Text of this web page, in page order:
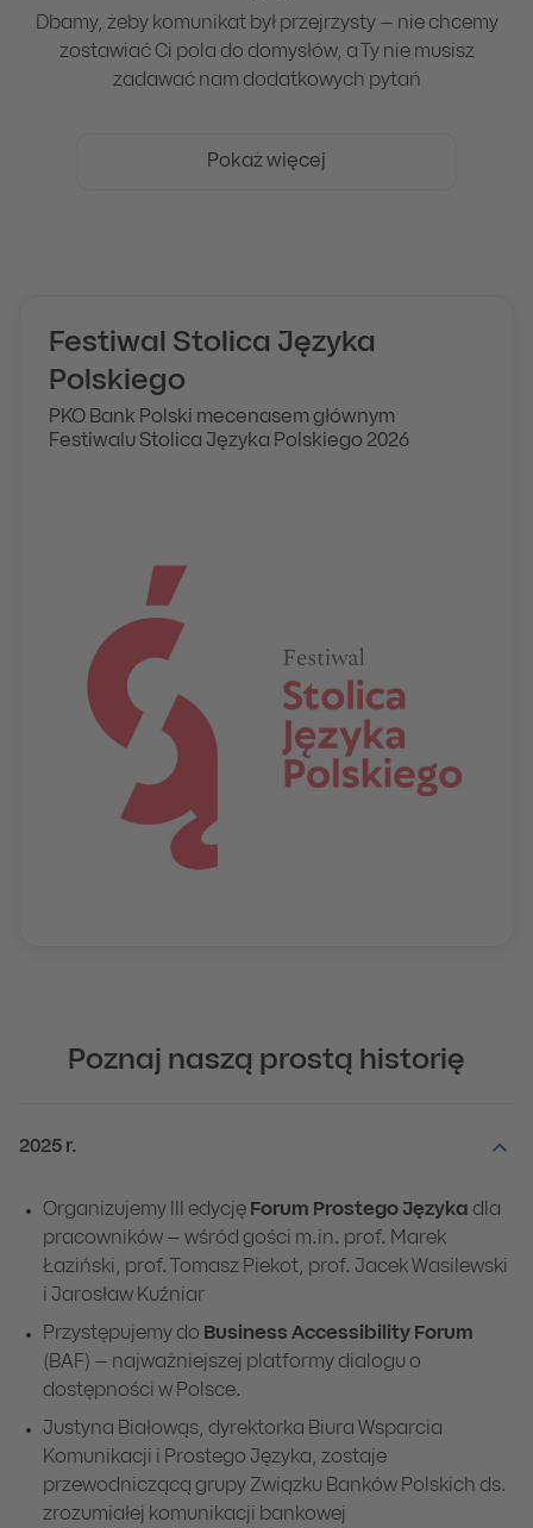
Dbamy, żeby komunikat był przejrzysty – nie chcemy
zostawiać Ci pola do domysłów, a Ty nie musisz
zadawać nam dodatkowych pytań
Pokaż więcej
Festiwal Stolica Języka
Polskiego
PKO Bank Polski mecenasem głównym
Festiwalu Stolica Języka Polskiego 2026
Poznaj naszą prostą historię
2025 r.
Organizujemy III edycję Forum Prostego Języka dla
pracowników – wśród gości m.in. prof. Marek
Łaziński, prof. Tomasz Piekot, prof. Jacek Wasilewski
i Jarosław Kuźniar
Przystępujemy do Business Accessibility Forum
(BAF) – najważniejszej platformy dialogu o
dostępności w Polsce.
Justyna Białowąs, dyrektorka Biura Wsparcia
Komunikacji i Prostego Języka, zostaje
przewodniczącą grupy Związku Banków Polskich ds.
zrozumiałej komunikacji bankowej